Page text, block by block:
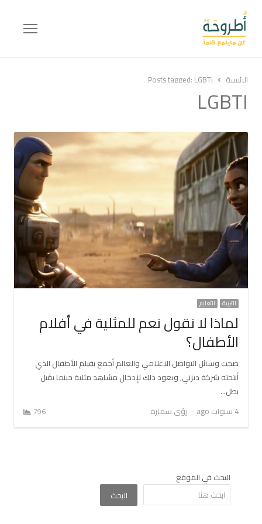
Menu
الرئيسة Posts tagged: LGBTI
LGBTI
التربية التعليم
لماذا لا نقول نعم للمثلية في أفلام
الأطفال؟
ضجت وسائل التواصل الاعلامي والعالم أجمع بفيلم الأطفال الذي
أنتجته شركة ديزني, ويعود ذلك لإدخال مشاهد مثلية حينما يقَبل
بطل…
4 سنوات ago
Author
رؤى سمارة 796
البحث في الموقع
البحث